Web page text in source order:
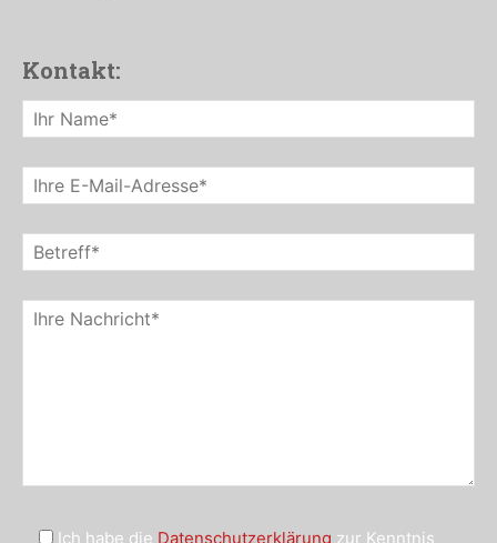
Kontakt:
Ich habe die Datenschutzerklärung zur Kenntnis